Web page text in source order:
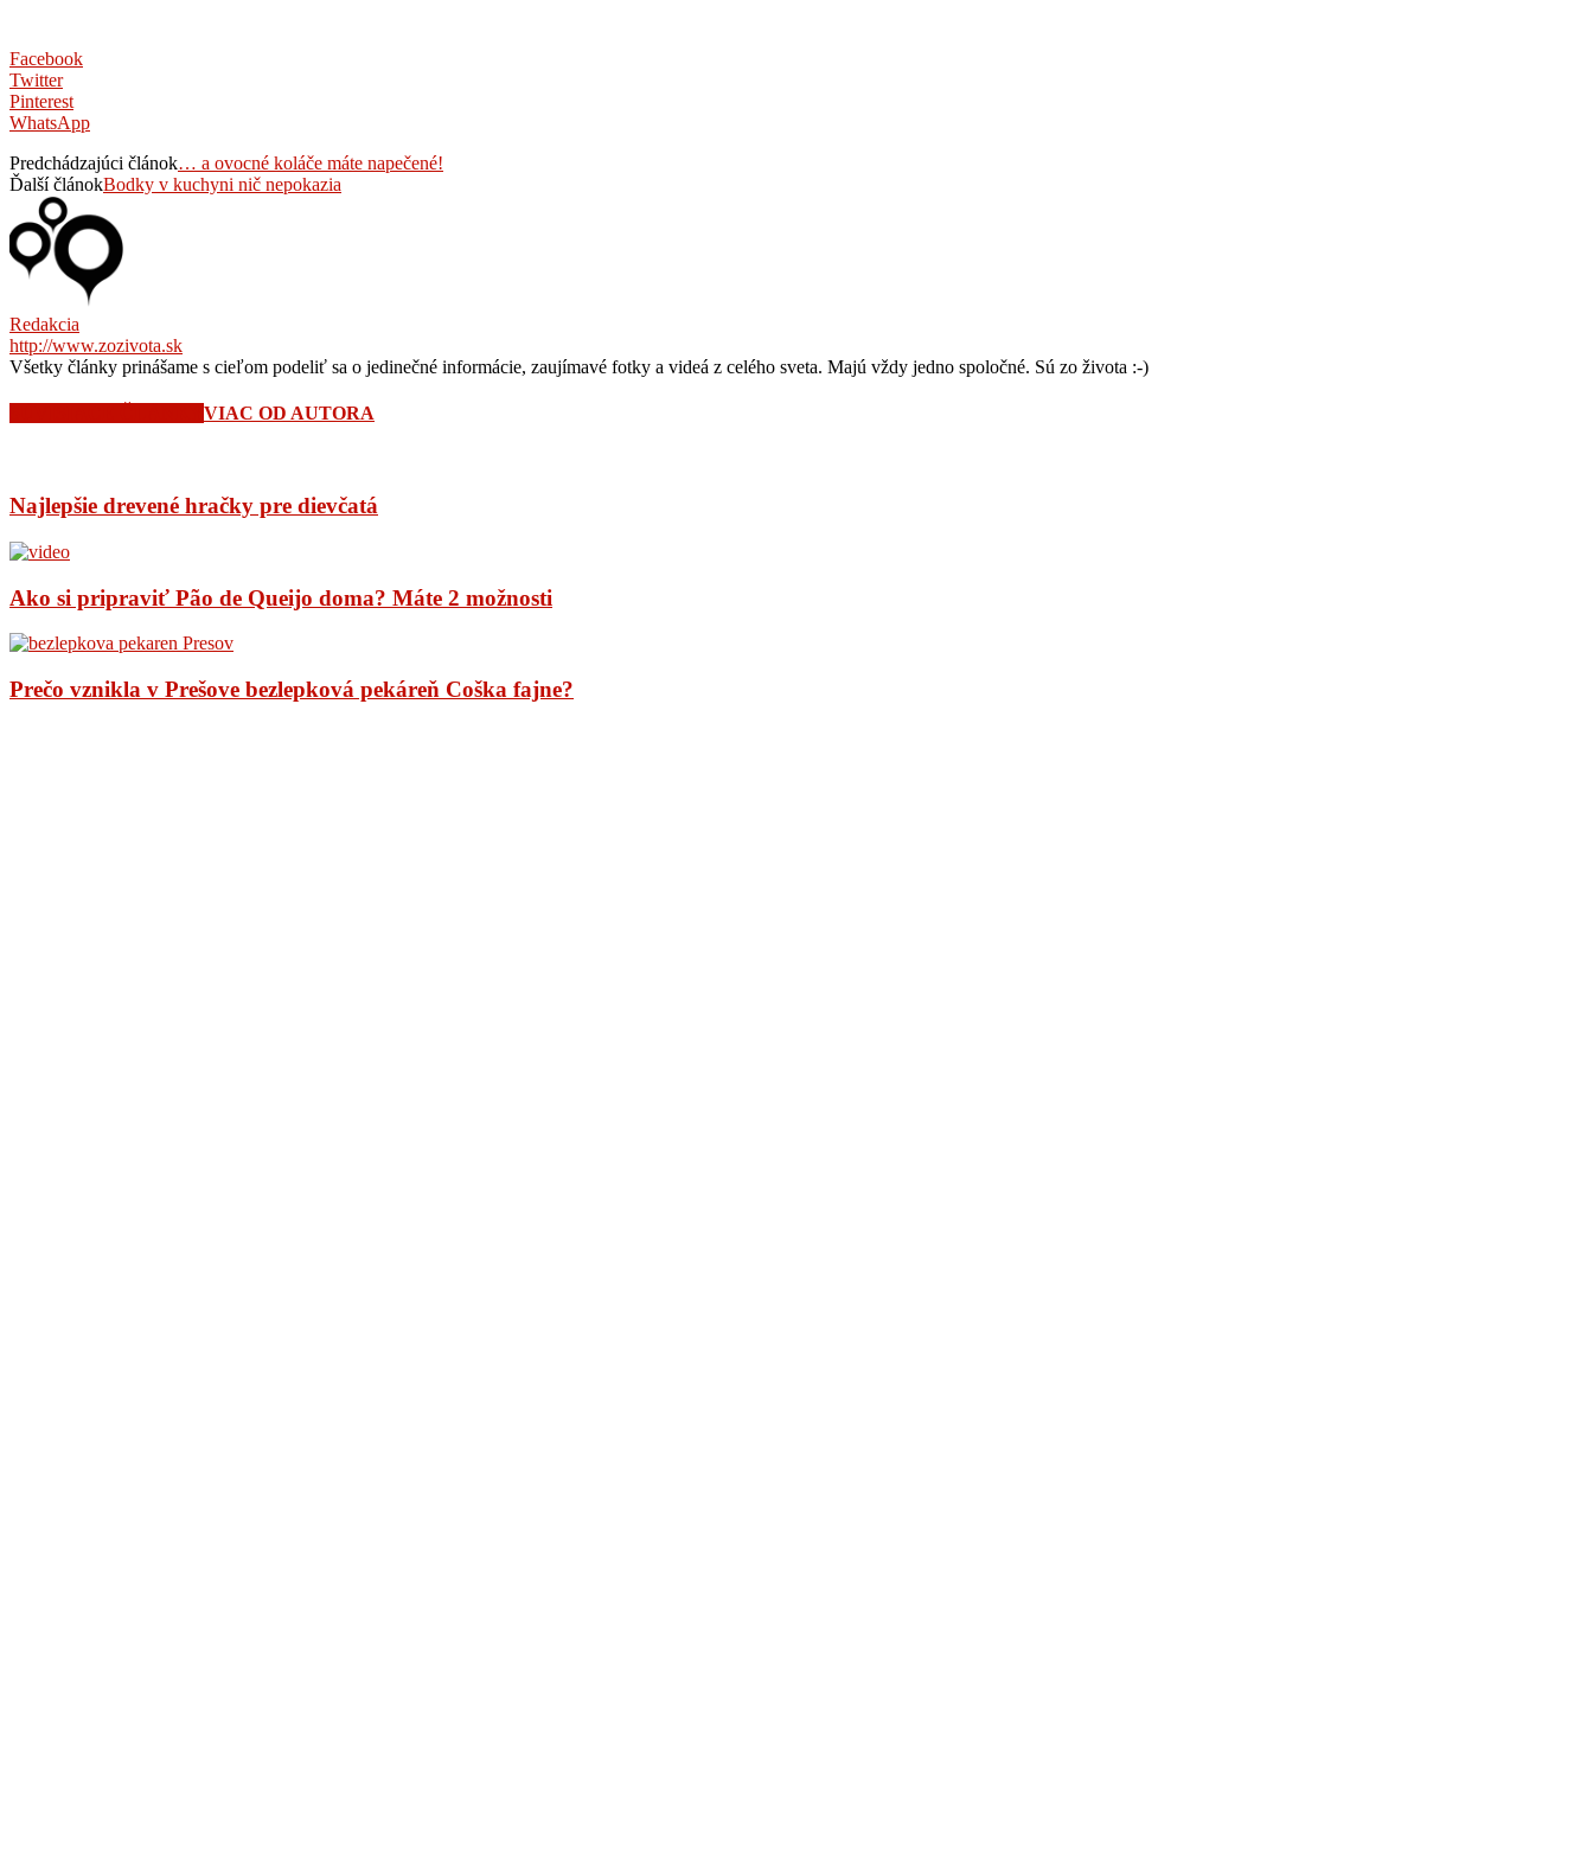
Facebook
Twitter
Pinterest
WhatsApp
Predchádzajúci článok… a ovocné koláče máte napečené!
Ďalší článokBodky v kuchyni nič nepokazia
Redakcia
http://www.zozivota.sk
Všetky články prinášame s cieľom podeliť sa o jedinečné informácie, zaujímavé fotky a videá z celého sveta. Majú vždy jedno spoločné. Sú zo života :-)
VIAC OD AUTORA
Najlepšie drevené hračky pre dievčatá
Ako si pripraviť Pão de Queijo doma? Máte 2 možnosti
Prečo vznikla v Prešove bezlepková pekáreň Coška fajne?